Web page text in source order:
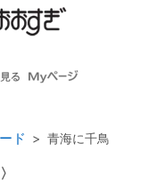
ド 青海に千鳥